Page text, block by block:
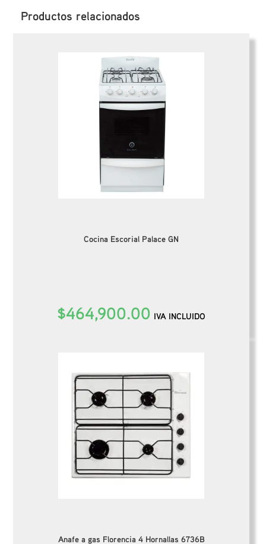
Productos relacionados
Cocina Escorial Palace GN
$464,900.00 IVA INCLUIDO
Anafe a gas Florencia 4 Hornallas 6736B